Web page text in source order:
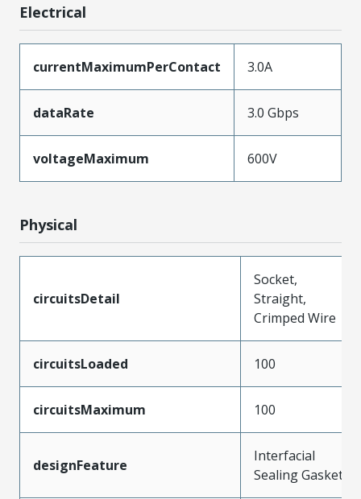
Electrical
currentMaximumPerContact 3.0A
dataRate 3.0 Gbps
voltageMaximum 600V
Physical
circuitsDetail
Socket,
Straight,
Crimped Wire
circuitsLoaded 100
circuitsMaximum 100
designFeature
Interfacial
Sealing Gasket